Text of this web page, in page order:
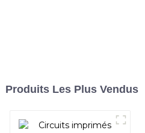
Produits Les Plus Vendus